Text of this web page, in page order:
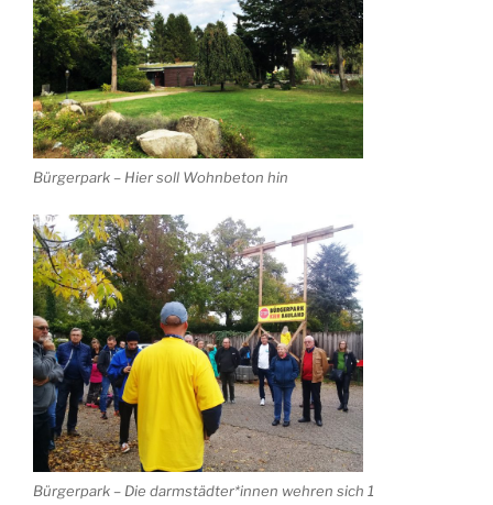
Bürgerpark – Hier soll Wohnbeton hin
Bürgerpark – Die darmstädter*innen wehren sich 1